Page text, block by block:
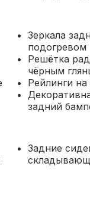
Зеркала
подогревом
Решётка
чёрным
Рейлинги
задний
Задние